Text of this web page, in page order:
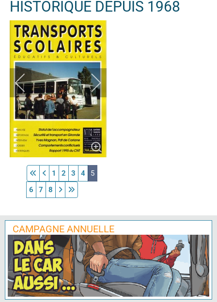
HISTORIQUE DEPUIS 1968
1 2 3 4
5
6
7 8
CAMPAGNE ANNUELLE